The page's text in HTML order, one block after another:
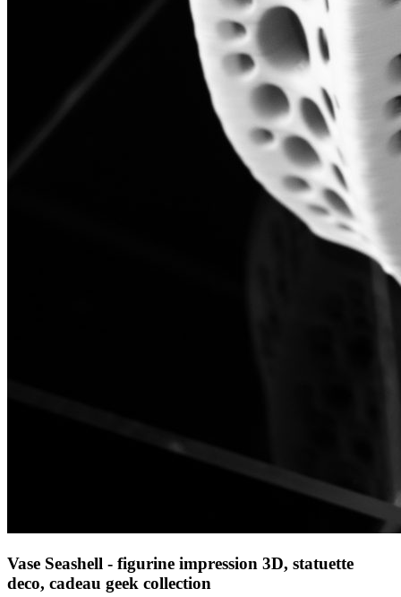
Vase Seashell - figurine impression 3D, statuette
deco, cadeau geek collection